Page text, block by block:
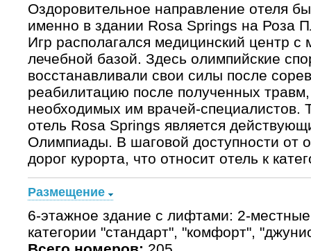
Оздоровительное направление отеля
именно в здании Rosa Springs на Роза
Игр располагался медицинский центр с
лечебной базой. Здесь олимпийские
восстанавливали свои силы после
реабилитацию после полученных
необходимых им врачей-специалистов.
отель Rosa Springs является
Олимпиады. В шаговой доступности от
дорог курорта, что относит отель к
Размещение
6-этажное здание с лифтами: 2-
категории "стандарт", "комфорт",